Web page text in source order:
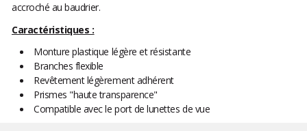
accroché au baudrier.
Caractéristiques :
Monture plastique légère et résistante
Branches flexible
Revêtement légèrement adhérent
Prismes "haute transparence"
Compatible avec le port de lunettes de vue